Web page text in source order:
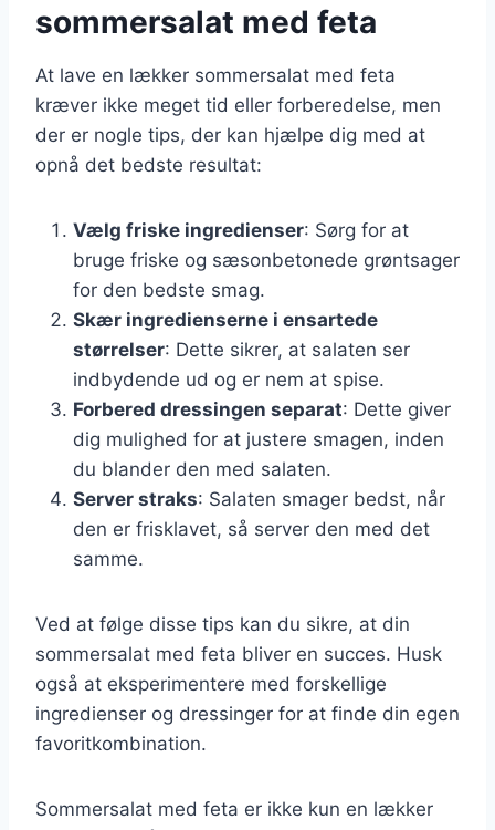
sommersalat med feta
At lave en lækker sommersalat med feta
kræver ikke meget tid eller forberedelse, men
der er nogle tips, der kan hjælpe dig med at
opnå det bedste resultat:
Vælg friske ingredienser: Sørg for at
bruge friske og sæsonbetonede grøntsager
for den bedste smag.
Skær ingredienserne i ensartede
størrelser: Dette sikrer, at salaten ser
indbydende ud og er nem at spise.
Forbered dressingen separat: Dette giver
dig mulighed for at justere smagen, inden
du blander den med salaten.
Server straks: Salaten smager bedst, når
den er frisklavet, så server den med det
samme.
Ved at følge disse tips kan du sikre, at din
sommersalat med feta bliver en succes. Husk
også at eksperimentere med forskellige
ingredienser og dressinger for at finde din egen
favoritkombination.
Sommersalat med feta er ikke kun en lækker